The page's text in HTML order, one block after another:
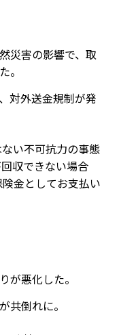
災害の影響で、取
。
対外送金規制が発
い不可抗力の事態
収できない場合
金としてお支払い
が悪化した。
共倒れに。